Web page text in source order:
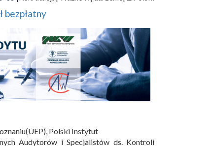
bezpłatny
Polski Instytut
Audytorów i Specjalistów ds. Kontroli